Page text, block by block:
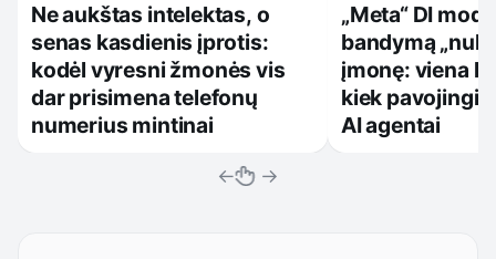
Ne aukštas intelektas, o
senas kasdienis įprotis:
kodėl vyresni žmonės vis
dar prisimena telefonų
numerius mintinai
„Meta“ DI
bandymą
įmonę: viena
kiek pavojingi
AI agentai
← →